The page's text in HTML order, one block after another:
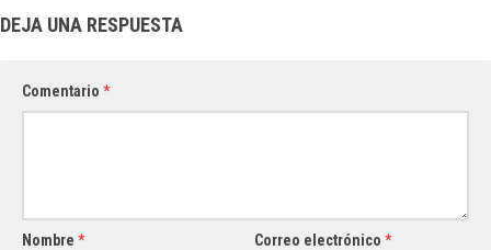
DEJA UNA RESPUESTA
Comentario *
Nombre * Correo electrónico*